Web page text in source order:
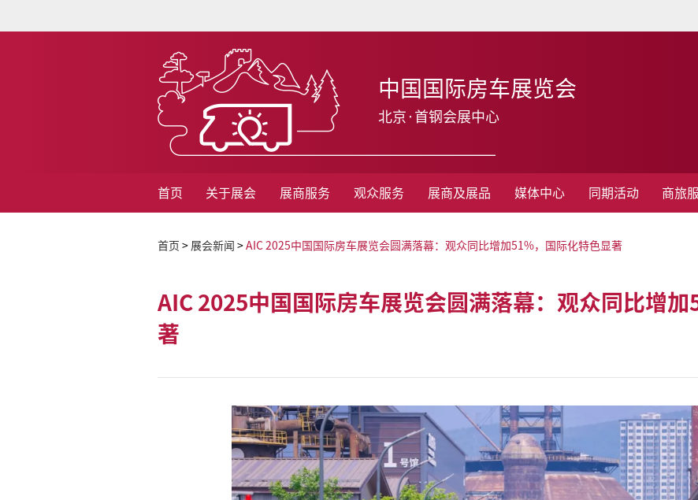
中国国际房车展览会
北京·首钢会展中心
首页 关于展会 展商服务 观众服务 展商及展品 媒体中心 同期活动 商旅
首页 > 展会新闻 > AIC 2025中国国际房车展览会圆满落幕：观众同比增加51%，国际化特色显著
AIC 2025中国国际房车展览会圆满落幕：观众同比增
著